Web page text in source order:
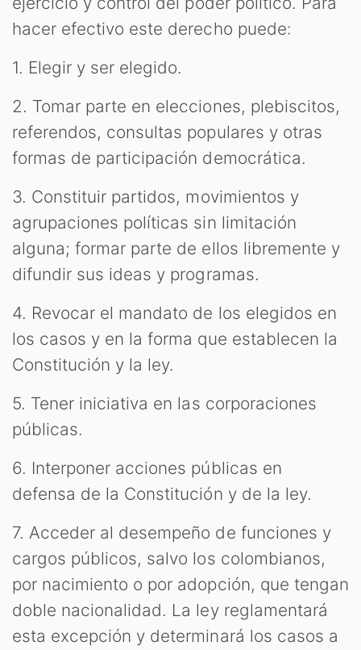
hacer efectivo este derecho puede:
1. Elegir y ser elegido.
2. Tomar parte en elecciones, plebiscitos,
referendos, consultas populares y otras
formas de participación democrática.
3. Constituir partidos, movimientos y
agrupaciones políticas sin limitación
alguna; formar parte de ellos libremente y
difundir sus ideas y programas.
4. Revocar el mandato de los elegidos en
los casos y en la forma que establecen la
Constitución y la ley.
5. Tener iniciativa en las corporaciones
públicas.
6. Interponer acciones públicas en
defensa de la Constitución y de la ley.
7. Acceder al desempeño de funciones y
cargos públicos, salvo los colombianos,
por nacimiento o por adopción, que tengan
doble nacionalidad. La ley reglamentará
esta excepción y determinará los casos a